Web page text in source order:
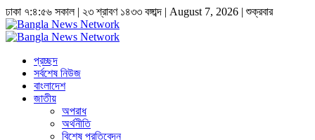
ঢাকা ৭:৪:৫৭ সকাল| ২৩ শ্রাবণ ১৪৩৩ বঙ্গাব্দ | August 7, 2026 |শুক্রবার
প্রচ্ছদ
সর্বশেষ নিউজ
বাংলাদেশ
জাতীয়
অপরাধ
অর্থনীতি
বিশেষ প্রতিবেদন